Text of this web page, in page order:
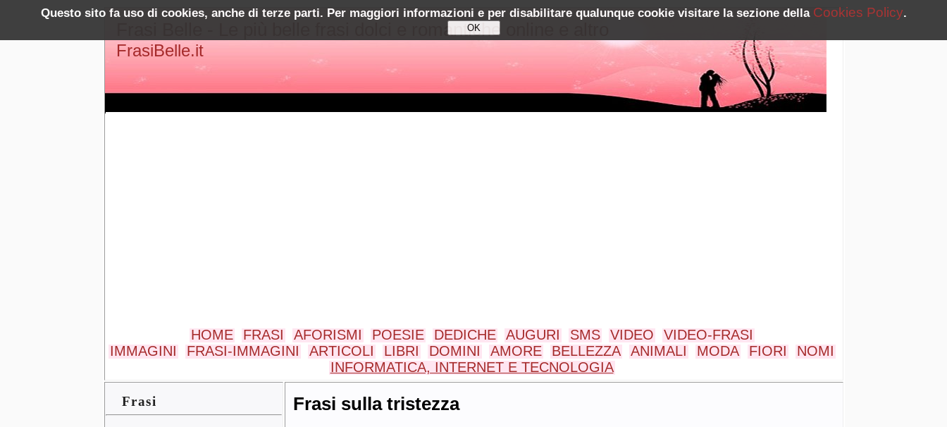
Questo sito fa uso di cookies, anche di terze parti. Per maggiori informazioni e per disabilitare qualunque cookie visitare la sezione della Cookies Policy.
Frasi Belle - Le più belle frasi dolci e romantiche online e altro
FrasiBelle.it
HOME FRASI AFORISMI POESIE DEDICHE AUGURI SMS VIDEO
VIDEO-FRASI
IMMAGINI
FRASI-IMMAGINI ARTICOLI LIBRI DOMINI AMORE BELLEZZA ANIMALI MODA FIORI
NOMI
INFORMATICA, INTERNET E TECNOLOGIA
Frasi Frasi sulla tristezza